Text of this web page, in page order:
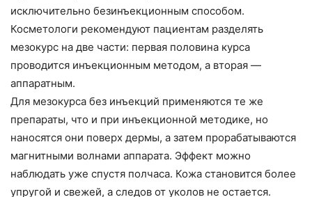
исключительно безинъекционным способом.
Косметологи рекомендуют пациентам разделять
мезокурс на две части: первая половина курса
проводится инъекционным методом, а вторая —
аппаратным.
Для мезокурса без инъекций применяются те же
препараты, что и при инъекционной методике, но
наносятся они поверх дермы, а затем прорабатываются
магнитными волнами аппарата. Эффект можно
наблюдать уже спустя полчаса. Кожа становится более
упругой и свежей, а следов от уколов не остается.